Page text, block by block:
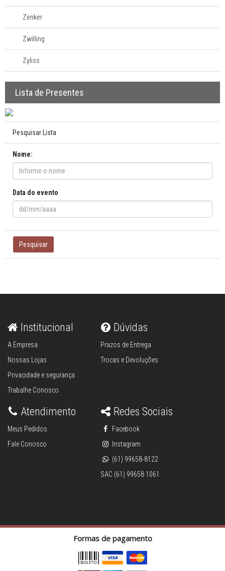
Zenker
Zwilling
Zyliss
Lista de Presentes
Pesquisar Lista
Nome:
Data do evento
Pesquisar
Institucional
A Empresa
Nossas Lojas
Privacidade e segurança
Trabalhe Conosco
Dúvidas
Prazos de Entrega
Trocas e Devoluções
Atendimento
Meus Pedidos
Fale Conosco
Redes Sociais
Facebook
Instagram
(61) 99658-8122
SAC (61) 99658 1061
Formas de pagamento